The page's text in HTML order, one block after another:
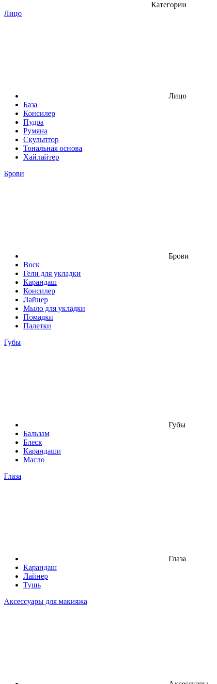
Категории
Лицо
Лицо
База
Консилер
Пудра
Румяна
Скульптор
Тональная основа
Хайлайтер
Брови
Брови
Воск
Гели для укладки
Карандаш
Консилер
Лайнер
Мыло для укладки
Помадки
Палетки
Губы
Губы
Бальзам
Блеск
Карандаши
Масло
Глаза
Глаза
Карандаш
Лайнер
Тушь
Аксессуары для макияжа